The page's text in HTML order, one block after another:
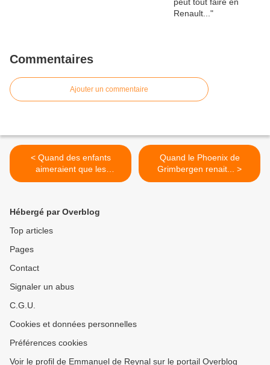
Commentaires
Ajouter un commentaire
< Quand des enfants
aimeraient que les
vacances se terminent...
Quand le Phoenix de
Grimbergen renait... >
Hébergé par Overblog
Top articles
Pages
Contact
Signaler un abus
C.G.U.
Cookies et données personnelles
Préférences cookies
Voir le profil de Emmanuel de Reynal sur le portail Overblog